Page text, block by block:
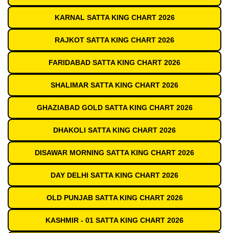
KARNAL SATTA KING CHART 2026
RAJKOT SATTA KING CHART 2026
FARIDABAD SATTA KING CHART 2026
SHALIMAR SATTA KING CHART 2026
GHAZIABAD GOLD SATTA KING CHART 2026
DHAKOLI SATTA KING CHART 2026
DISAWAR MORNING SATTA KING CHART 2026
DAY DELHI SATTA KING CHART 2026
OLD PUNJAB SATTA KING CHART 2026
KASHMIR - 01 SATTA KING CHART 2026